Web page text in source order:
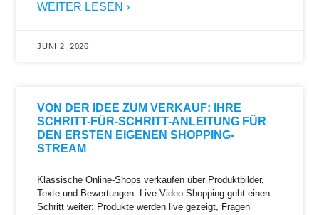
WEITER LESEN ›
JUNI 2, 2026
VON DER IDEE ZUM VERKAUF: IHRE
SCHRITT-FÜR-SCHRITT-ANLEITUNG FÜR
DEN ERSTEN EIGENEN SHOPPING-
STREAM
Klassische Online-Shops verkaufen über Produktbilder,
Texte und Bewertungen. Live Video Shopping geht einen
Schritt weiter: Produkte werden live gezeigt, Fragen